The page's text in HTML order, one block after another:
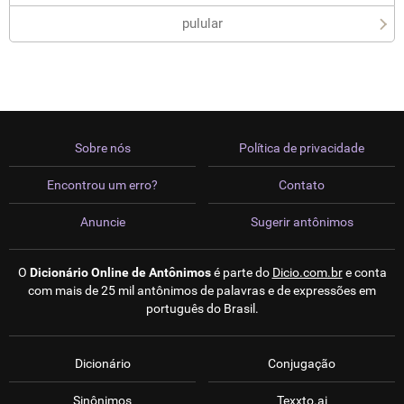
pulular
Sobre nós
Encontrou um erro?
Anuncie
Política de privacidade
Contato
Sugerir antônimos
O Dicionário Online de Antônimosé parte do Dicio.com.bre conta
com mais de 25 mil antônimos de palavras e de expressões em
português do Brasil.
Dicionário
Sinônimos
Conjugação
Texxto.ai